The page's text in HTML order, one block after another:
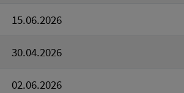
15.06.2026
30.04.2026
02.06.2026